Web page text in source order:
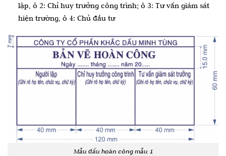
lập, ô 2: Chỉ huy trưởng công trình; ô 3: Tư vấn giám sát
hiện trường, ô 4: Chủ đầu tư
Mẫu dấu hoàn công mẫu 1